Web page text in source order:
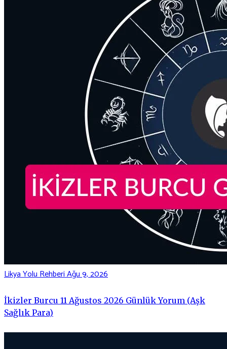
Likya Yolu RehberiAğu 9, 2026
İkizler Burcu 11 Ağustos 2026 Günlük Yorum (Aşk
Sağlık Para)